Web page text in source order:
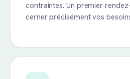
contraintes. Un premier
cerner précisément vos